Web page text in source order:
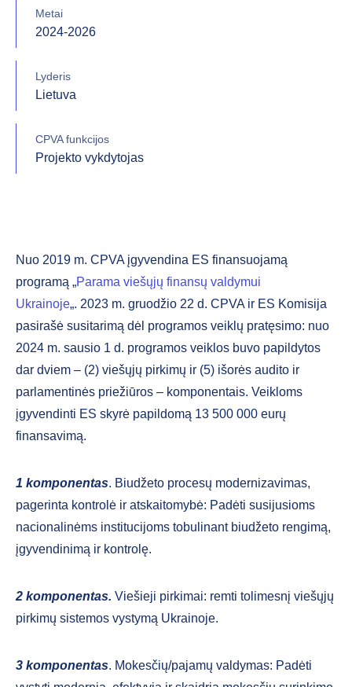
Metai
2024-2026
Lyderis
Lietuva
CPVA funkcijos
Projekto vykdytojas
Nuo 2019 m. CPVA įgyvendina ES finansuojamą
programą „Parama viešųjų finansų valdymui
Ukrainoje„. 2023 m. gruodžio 22 d. CPVA ir ES Komisija
pasirašė susitarimą dėl programos veiklų pratęsimo: nuo
2024 m. sausio 1 d. programos veiklos buvo papildytos
dar dviem – (2) viešųjų pirkimų ir (5) išorės audito ir
parlamentinės priežiūros – komponentais. Veikloms
įgyvendinti ES skyrė papildomą 13 500 000 eurų
finansavimą.
1 komponentas. Biudžeto procesų modernizavimas,
pagerinta kontrolė ir atskaitomybė: Padėti susijusioms
nacionalinėms institucijoms tobulinant biudžeto rengimą,
įgyvendinimą ir kontrolę.
2 komponentas. Viešieji pirkimai: remti tolimesnį viešųjų
pirkimų sistemos vystymą Ukrainoje.
3 komponentas. Mokesčių/pajamų valdymas: Padėti